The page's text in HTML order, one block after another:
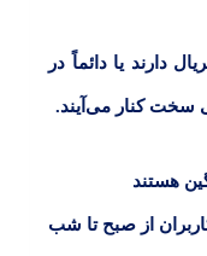
دارند یا دائماً در
سخت کنار می‌آیند.
هستند
از صبح تا شب